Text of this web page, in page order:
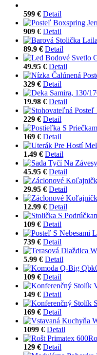
599 € Detail
909 € Detail
89.9 € Detail
49.95 € Detail
329 € Detail
19.98 € Detail
229 € Detail
169 € Detail
1.49 € Detail
45.95 € Detail
29.95 € Detail
12.99 € Detail
109 € Detail
739 € Detail
5.99 € Detail
109 € Detail
149 € Detail
169 € Detail
1099 € Detail
129 € Detail